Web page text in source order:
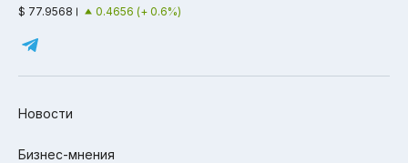
$ 77.9568 0.4656 (+ 0.6%)
Новости
Бизнес-мнения